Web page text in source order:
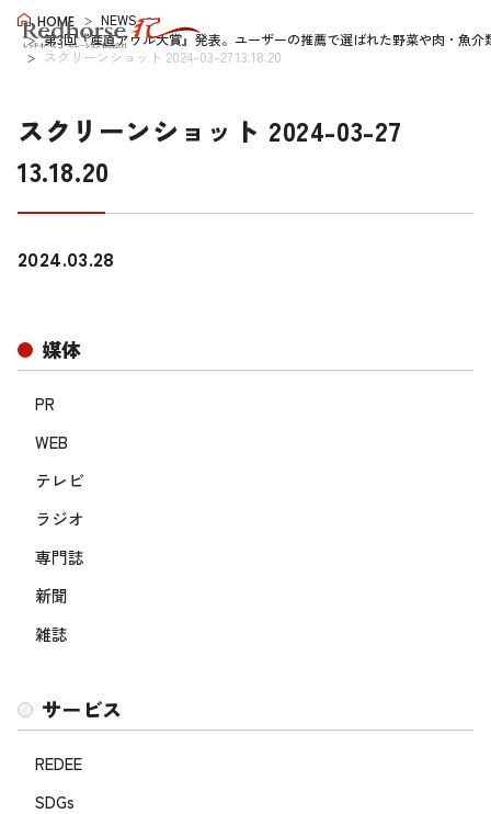
HOME
NEWS
第3回『産直アウル大賞』発表。ユーザーの推薦で選ばれた野菜や肉・魚
スクリーンショット 2024-03-27 13.18.20
スクリーンショット 2024-03-27
13.18.20
媒体
PR
WEB
テレビ
ラジオ
専門誌
新聞
雑誌
サービス
REDEE
SDGs
2024.03.28